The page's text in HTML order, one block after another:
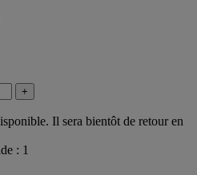
+
Il sera bientôt de retour en
: 1